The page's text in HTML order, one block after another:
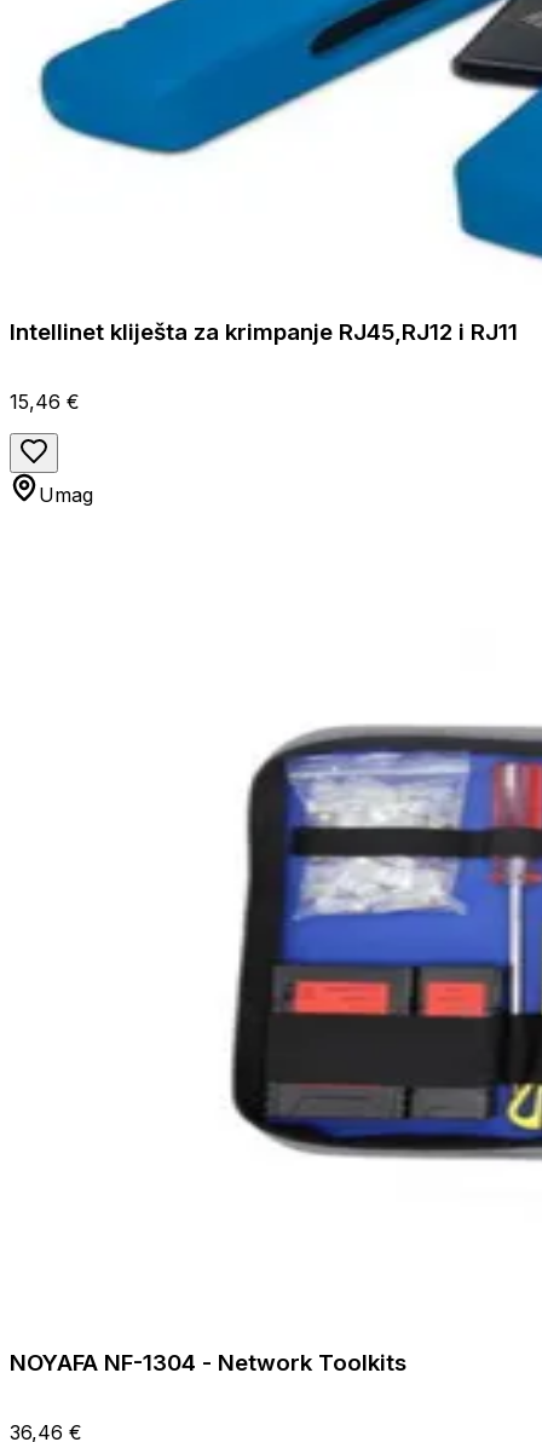
Intellinet kliješta za krimpanje RJ45,RJ12 i RJ11
15,46 €
Umag
NOYAFA NF-1304 - Network Toolkits
36,46 €